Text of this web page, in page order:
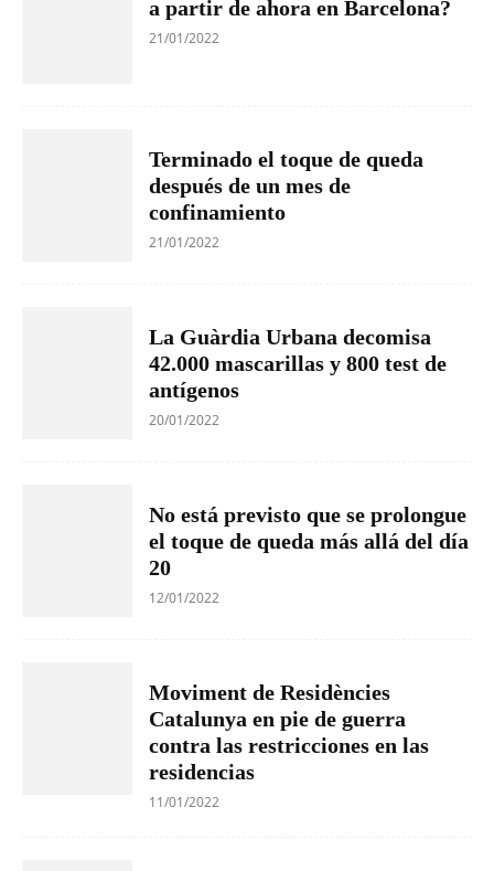
a partir de ahora en Barcelona?
21/01/2022
Terminado el toque de queda
después de un mes de
confinamiento
21/01/2022
La Guàrdia Urbana decomisa
42.000 mascarillas y 800 test de
antígenos
20/01/2022
No está previsto que se prolongue
el toque de queda más allá del día
20
12/01/2022
Moviment de Residències
Catalunya en pie de guerra
contra las restricciones en las
residencias
11/01/2022